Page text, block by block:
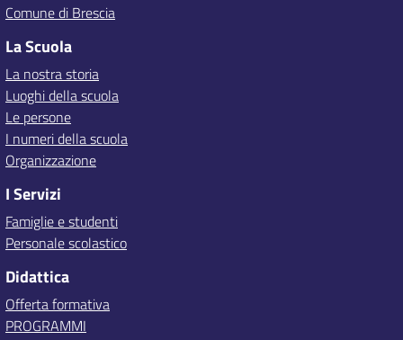
Comune di Brescia
La Scuola
La nostra storia
Luoghi della scuola
Le persone
I numeri della scuola
Organizzazione
I Servizi
Famiglie e studenti
Personale scolastico
Didattica
Offerta formativa
PROGRAMMI